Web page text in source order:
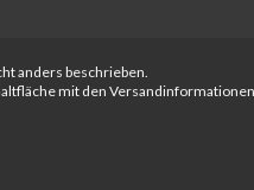
anders beschrieben.
mit den